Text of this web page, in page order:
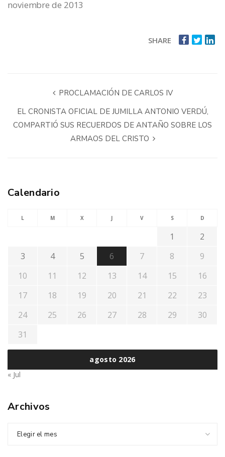
noviembre de 2013
SHARE
PROCLAMACIÓN DE CARLOS IV
EL CRONISTA OFICIAL DE JUMILLA ANTONIO VERDÚ,
COMPARTIÓ SUS RECUERDOS DE ANTAÑO SOBRE LOS
ARMAOS DEL CRISTO
Calendario
agosto 2026
L M X J V S D
1
2
3
4 5 6 7 8
9
10
11 12 13 14 15
16
17
18 19 20 21 22
23
24
25 26 27 28 29
30
31
« Jul
Archivos
Elegir el mes